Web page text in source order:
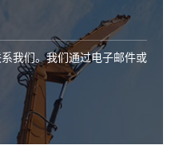
我们。我们通过电子邮件或